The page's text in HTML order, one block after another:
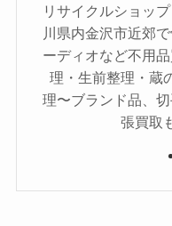
リサイクルショッ
川県内金沢市近郊
ーディオなど不用
理・生前整理・蔵
理〜ブランド品、
張買取